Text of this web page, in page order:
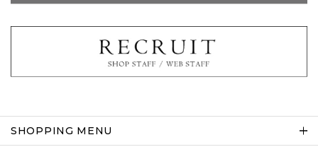
SHOPPING MENU